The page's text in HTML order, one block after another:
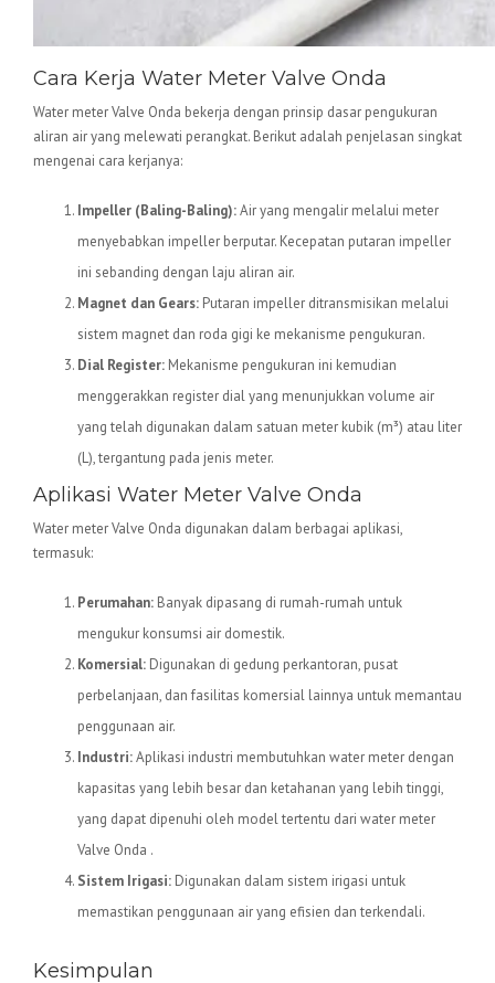
Cara Kerja Water Meter Valve Onda
Water meter Valve Onda bekerja dengan prinsip dasar pengukuran
aliran air yang melewati perangkat. Berikut adalah penjelasan singkat
mengenai cara kerjanya:
Impeller (Baling-Baling):Air yang mengalir melalui meter
menyebabkan impeller berputar. Kecepatan putaran impeller
ini sebanding dengan laju aliran air.
Magnet dan Gears: Putaran impeller ditransmisikan melalui
sistem magnet dan roda gigi ke mekanisme pengukuran.
Dial Register: Mekanisme pengukuran ini kemudian
menggerakkan register dial yang menunjukkan volume air
yang telah digunakan dalam satuan meter kubik (m³) atau liter
(L), tergantung pada jenis meter.
Aplikasi Water Meter Valve Onda
Water meter Valve Onda digunakan dalam berbagai aplikasi,
termasuk:
Perumahan: Banyak dipasang di rumah-rumah untuk
mengukur konsumsi air domestik.
Komersial: Digunakan di gedung perkantoran, pusat
perbelanjaan, dan fasilitas komersial lainnya untuk memantau
penggunaan air.
Industri:Aplikasi industri membutuhkan water meter dengan
kapasitas yang lebih besar dan ketahanan yang lebih tinggi,
yang dapat dipenuhi oleh model tertentu dari water meter
Valve Onda .
Sistem Irigasi: Digunakan dalam sistem irigasi untuk
memastikan penggunaan air yang efisien dan terkendali.
Kesimpulan